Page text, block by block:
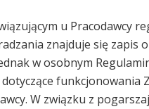
u Pracodawcy
znajduje się zapis
w osobnym
funkcjonowania
W związku z